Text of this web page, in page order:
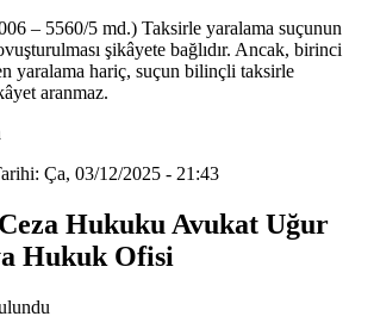
– 5560/5 md.) Taksirle yaralama suçunun
şikâyete bağlıdır. Ancak, birinci
yaralama hariç, suçun bilinçli taksirle
aranmaz.
Ça, 03/12/2025 - 21:43
Hukuku Avukat Uğur
Hukuk Ofisi